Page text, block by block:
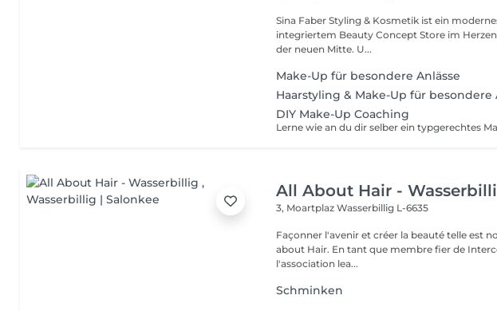
Sina Faber Styling & Kosmetik ist ein
integriertem Beauty Concept Store im
der neuen Mitte. U...
Make-Up für besondere Anlässe
Haarstyling & Make-Up für besondere
DIY Make-Up Coaching
All About Hair -
3, MoartplazWasserbillig L-6635
Façonner l'avenir et créer la beauté telle est notre mission chez All
about Hair. En tant que membre fier de
l'association lea...
Schminken